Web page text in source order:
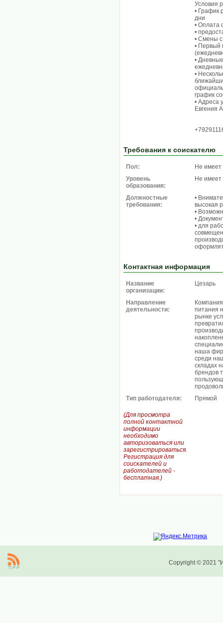
Условия
• График
дни
• Оплата
•
• Смены
• Первый
•
•
график
• Адреса
Евгения
Требования к соискателю
Пол:
Не имеет
Уровень
образования:
Не имеет
Должностные
требования:
•
высокая
•
•
• для
Контактная информация
Название
организации:
Цезарь
Направление
деятельности:
питания
рынке
наша
среди
складах
брендов
Тип работодателя:
Прямой
(Для просмотра
полной контактной
информации
необходимо
авторизоваться или
зарегистрироваться.
Регистрация для
соискателей и
работодателей -
бесплатная.)
Copyright © 2021